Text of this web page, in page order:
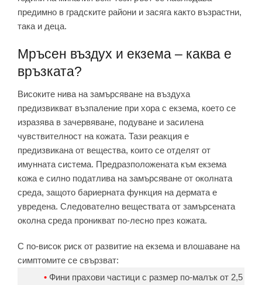
предимно в градските райони и засяга както възрастни,
така и деца.
Мръсен въздух и екзема – каква е
връзката?
Високите нива на замърсяване на въздуха
предизвикват възпаление при хора с екзема, което се
изразява в зачервяване, подуване и засилена
чувствителност на кожата. Тази реакция е
предизвикана от вещества, които се отделят от
имунната система. Предразположената към екзема
кожа е силно податлива на замърсяване от околната
среда, защото бариерната функция на дермата е
увредена. Следователно веществата от замърсената
околна среда проникват по-лесно през кожата.
С по-висок риск от развитие на екзема и влошаване на
симптомите се свързват:
Фини прахови частици с размер по-малък от 2,5